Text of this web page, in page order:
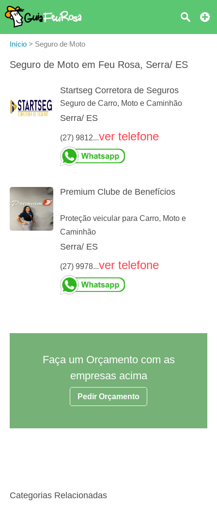
Início > Seguro de Moto
Seguro de Moto em Feu Rosa, Serra/ ES
Startseg Corretora de Seguros
Seguro de Carro, Moto e Caminhão
Serra/ ES
(27) 9812...ver telefone
Premium Clube de Benefícios
Proteção veicular para Carro, Moto e
Caminhão
Serra/ ES
(27) 9978...ver telefone
Faça um Orçamento com as
empresas acima
Pedir Orçamento
Categorias Relacionadas